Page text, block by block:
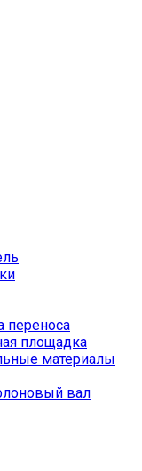
переноса
площадка
материалы
вал